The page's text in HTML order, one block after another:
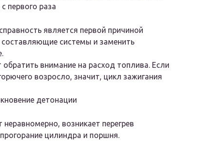
первого раза
является первой причиной
составляющие системы и заменить
обратить внимание на расход топлива. Если
возросло, значит, цикл зажигания
детонации
возникает перегрев
цилиндра и поршня.